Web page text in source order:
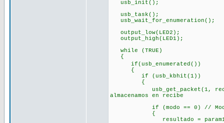
usb_init(); //
usb_task(); //habilita
usb_wait_for_enumeration();
output_low(LED2);
output_high(LED1); //
while (TRUE)
{
if(usb_enumerated()) //
{
if (usb_kbhit(1)) //si el
{
usb_get_packet(1, recibe,
almacenamos en recibe
if (modo == 0) //
{
resultado = param1 +